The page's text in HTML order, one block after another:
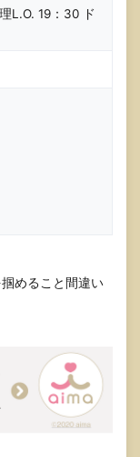
L.O. 19：30 ド
めること間違い